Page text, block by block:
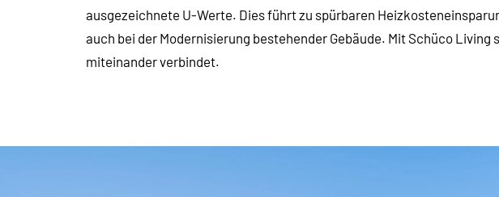
ausgezeichnete U-Werte. Dies führt zu spürbaren
auch bei der Modernisierung bestehender Gebäude. Mit Schüco
miteinander verbindet.